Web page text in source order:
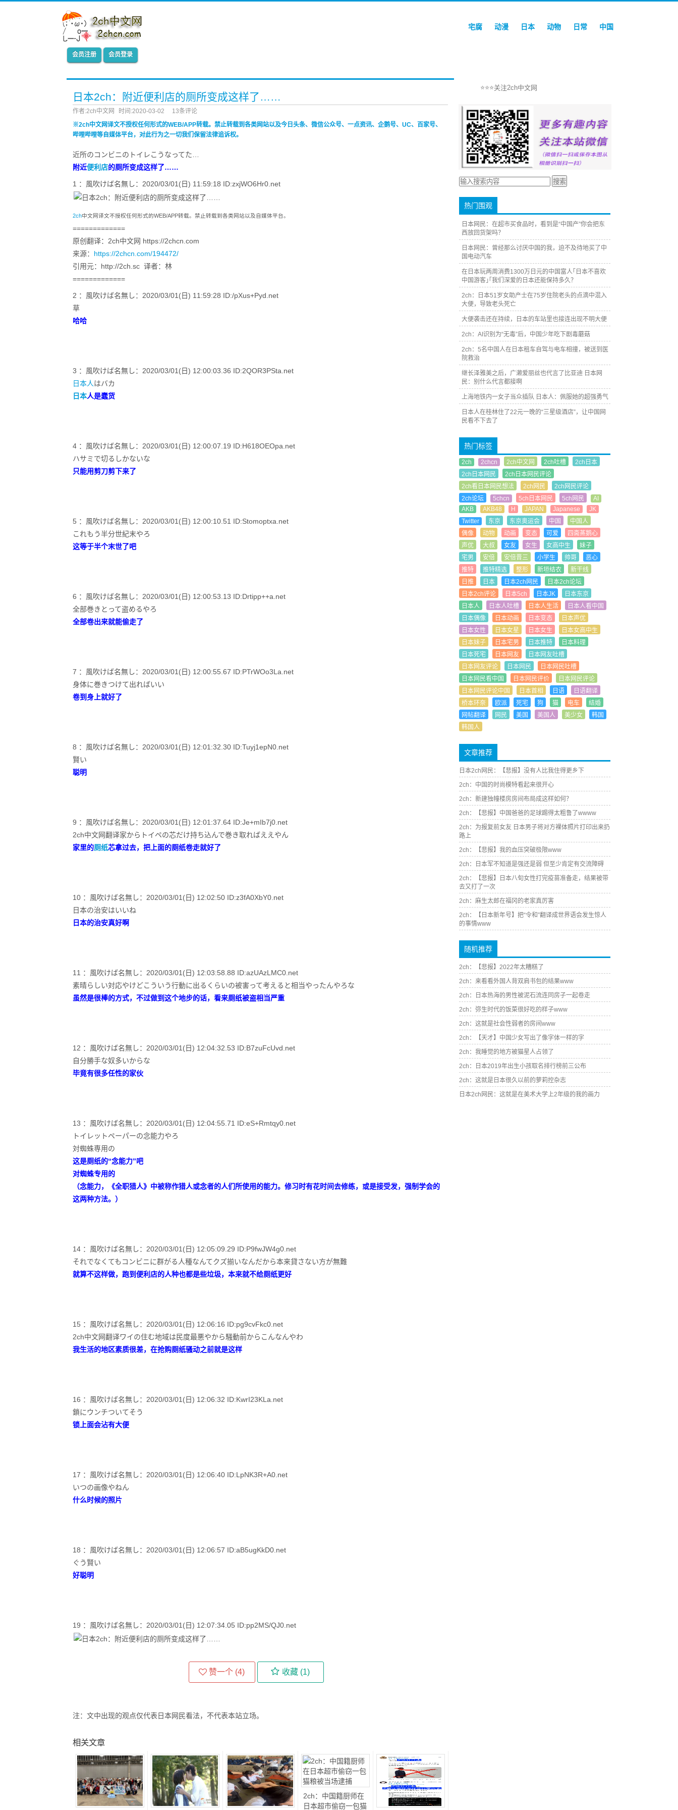
宅腐 动漫 日本 动物 日常 中国
会员注册 会员登录
日本2ch：附近便利店的厕所变成这样了……
作者:2ch中文网 时间:2020-03-02
13条评论
※2ch中文网译文不授权任何形式的WEB/APP转载。禁止转载到各类网站以及今日头条、微信公众号、一点资讯、企鹅号、UC、百家号、
哔哩哔哩等自媒体平台，对此行为之一切我们保留法律追诉权。
近所のコンビニのトイレこうなってた…
附近便利店的厕所变成这样了……
1 ：風吹けば名無し：2020/03/01(日) 11:59:18 ID:zxjWO6Hr0.net
2ch中文网译文不授权任何形式的WEB/APP转载。禁止转载到各类网站以及自媒体平台。
=============
原创翻译：2ch中文网 https://2chcn.com
来源： https://2chcn.com/194472/
引用元：http://2ch.sc 译者：林
=============
2 ：風吹けば名無し：2020/03/01(日) 11:59:28 ID:/pXus+Pyd.net
草
哈哈
3 ：風吹けば名無し：2020/03/01(日) 12:00:03.36 ID:2QOR3PSta.net
日本人はバカ
日本人是蠢货
4 ：風吹けば名無し：2020/03/01(日) 12:00:07.19 ID:H618OEOpa.net
ハサミで切るしかないな
只能用剪刀剪下来了
5 ：風吹けば名無し：2020/03/01(日) 12:00:10.51 ID:Stomoptxa.net
これもう半分世紀末やろ
这等于半个末世了吧
6 ：風吹けば名無し：2020/03/01(日) 12:00:53.13 ID:Drtipp++a.net
全部巻きとって盗めるやろ
全部卷出来就能偷走了
7 ：風吹けば名無し：2020/03/01(日) 12:00:55.67 ID:PTrWOo3La.net
身体に巻きつけて出ればいい
卷到身上就好了
8 ：風吹けば名無し：2020/03/01(日) 12:01:32.30 ID:Tuyj1epN0.net
賢い
聪明
9 ：風吹けば名無し：2020/03/01(日) 12:01:37.64 ID:Je+mIb7j0.net
2ch中文网翻译家からトイペの芯だけ持ち込んで巻き取ればええやん
家里的厕纸芯拿过去，把上面的厕纸卷走就好了
10 ：風吹けば名無し：2020/03/01(日) 12:02:50 ID:z3fA0XbY0.net
日本の治安はいいね
日本的治安真好啊
11 ：風吹けば名無し：2020/03/01(日) 12:03:58.88 ID:azUAzLMC0.net
素晴らしい対応やけどこういう行動に出るくらいの被害って考えると相当やったんやろな
虽然是很棒的方式，不过做到这个地步的话，看来厕纸被盗相当严重
12 ：風吹けば名無し：2020/03/01(日) 12:04:32.53 ID:B7zuFcUvd.net
自分勝手な奴多いからな
毕竟有很多任性的家伙
13 ：風吹けば名無し：2020/03/01(日) 12:04:55.71 ID:eS+Rmtqy0.net
トイレットペーパーの念能力やろ
対蜘蛛専用の
这是厕纸的“念能力”吧
对蜘蛛专用的
（念能力，《全职猎人》中被称作猎人或念者的人们所使用的能力。修习时有花时间去修练，或是接受发，强制学会的
这两种方法。）
14 ：風吹けば名無し：2020/03/01(日) 12:05:09.29 ID:P9fwJW4g0.net
それでなくてもコンビニに群がる人種なんてクズ揃いなんだから本来貸さない方が無難
就算不这样做，跑到便利店的人种也都是些垃圾，本来就不给厕纸更好
15 ：風吹けば名無し：2020/03/01(日) 12:06:16 ID:pg9cvFkc0.net
2ch中文网翻译ワイの住む地域は民度最悪やから騒動前からこんなんやわ
我生活的地区素质很差，在抢购厕纸骚动之前就是这样
16 ：風吹けば名無し：2020/03/01(日) 12:06:32 ID:KwrI23KLa.net
鎖にウンチついてそう
锁上面会沾有大便
17 ：風吹けば名無し：2020/03/01(日) 12:06:40 ID:LpNK3R+A0.net
いつの画像やねん
什么时候的照片
18 ：風吹けば名無し：2020/03/01(日) 12:06:57 ID:aB5ugKkD0.net
ぐう賢い
好聪明
19 ：風吹けば名無し：2020/03/01(日) 12:07:34.05 ID:pp2MS/QJ0.net
赞一个 (4) 收藏 (1)
注：文中出现的观点仅代表日本网民看法，不代表本站立场。
相关文章
2ch：中国籍厨师在
日本超市偷窃一包猫
⭐⭐⭐关注2ch中文网
热门围观
日本网民：在超市买食品时，看到是“中国产”你会把东
西放回货架吗？
日本网民：曾经那么讨厌中国的我，迫不及待地买了中
国电动汽车
在日本玩两周消费1300万日元的中国富人｢日本不喜欢
中国游客｣｢我们深爱的日本还能保持多久？
2ch：日本51岁女助产士在75岁住院老头的点滴中混入
大便，导致老头死亡
大便袭击还在持续，日本的车站里也接连出现不明大便
2ch：AI识别为“无毒”后，中国少年吃下剧毒蘑菇
2ch：5名中国人在日本租车自驾与电车相撞，被送到医
院救治
继长泽雅美之后，广濑爱丽丝也代言了比亚迪 日本网
民：别什么代言都接啊
上海地铁内一女子当众插队 日本人：佩服她的超强勇气
日本人在桂林住了22元一晚的“三星级酒店”，让中国网
民看不下去了
热门标签
2ch 2chcn 2ch中文网 2ch吐槽
2ch日本
2ch日本网民
2ch日本网民评论
2ch看日本网民想法
2ch网民
2ch网民评论
2ch论坛
5chcn 5ch日本网民 5ch网民
AI
AKB
AKB48 H JAPAN Japanese
JK
Twitter
东京 东京奥运会 中国
中国人
偶像
动物 动画 变态 可爱
四斋蒸鹅心
声优
大叔 女友 女生 女高中生
妹子
宅男
安倍 安倍晋三 小学生 帅哥
恶心
推特
推特精选 整形 新垣结衣
新干线
日推
日本 日本2ch网民
日本2ch论坛
日本2ch评论
日本5ch 日本JK
日本东京
日本人
日本人吐槽 日本人生活
日本人看中国
日本偶像
日本动画 日本变态
日本声优
日本女性
日本女星 日本女生
日本女高中生
日本妹子
日本宅男 日本推特
日本料理
日本死宅
日本网友
日本网友吐槽
日本网友评论
日本网民
日本网民吐槽
日本网民看中国
日本网民评价
日本网民评论
日本网民评论中国
日本首相 日语
日语翻译
桥本环奈
欧派 死宅 狗 猫 电车
结婚
网帖翻译
网民 美国 美国人 美少女
韩国
韩国人
文章推荐
日本2ch网民：【悲报】没有人比我住得更乡下
2ch：中国的时尚模特看起来很开心
2ch：新建独幢楼房房间布局成这样如何？
2ch：【悲报】中国爸爸的足球踢得太粗鲁了wwww
2ch：为报复前女友 日本男子将对方裸体照片打印出来扔
路上
2ch：【悲报】我的血压突破极限www
2ch：日本军不知道是强还是弱 但至少肯定有交流障碍
2ch：【悲报】日本八旬女性打完疫苗准备走，结果被带
去又打了一次
2ch：麻生太郎在福冈的老家真厉害
2ch：【日本新年号】把“令和”翻译成世界语会发生惊人
的事情www
随机推荐
2ch：【悲报】2022年太糟糕了
2ch：来看看外国人背双肩书包的结果www
2ch：日本热海的男性被泥石流连同房子一起卷走
2ch：弥生时代的饭菜很好吃的样子www
2ch：这就是社会性弱者的房间www
2ch：【天才】中国少女写出了像字体一样的字
2ch：我睡觉的地方被猫星人占领了
2ch：日本2019年出生小孩取名排行榜前三公布
2ch：这就是日本很久以前的萝莉控杂志
日本2ch网民：这就是在美术大学上2年级的我的画力